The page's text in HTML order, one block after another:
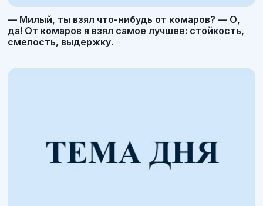
— Милый, ты взял что-нибудь от комаров? — О,
да! От комаров я взял самое лучшее: стойкость,
смелость, выдержку.